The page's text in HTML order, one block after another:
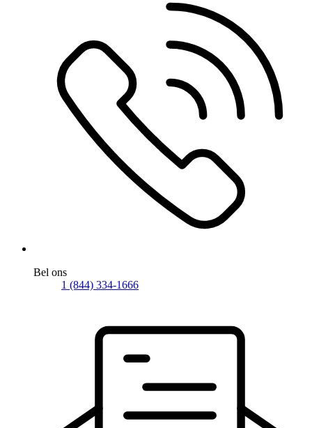
Bel ons
1 (844) 334-1666